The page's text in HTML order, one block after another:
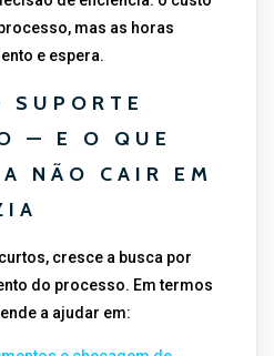
mas as horas
e espera.
SUPORTE
— E O QUE
NÃO CAIR EM
cresce a busca por
do processo. Em termos
a ajudar em: